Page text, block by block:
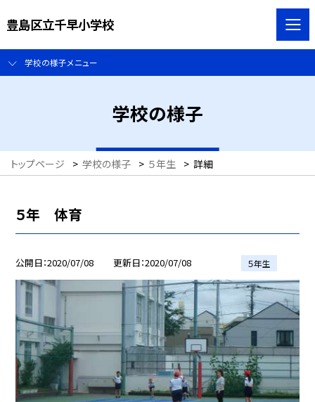
豊島区立千早小学校
学校の様子メニュー
学校の様子
トップページ > 学校の様子 > ５年生 > 詳細
５年 体育
公開日 2020/07/08 更新日 2020/07/08 ５年生